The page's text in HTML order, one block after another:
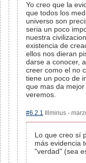
Yo creo que la
que todos los
universo son
seria un poco
nuestra
existencia de
ellos nos dieran
darse a conocer,
creer como el no
tiene un poco de
que mas da
veremos.
#6.2.1 Illminus -
Lo que creo sí
más evidencia
"verdad" (sea